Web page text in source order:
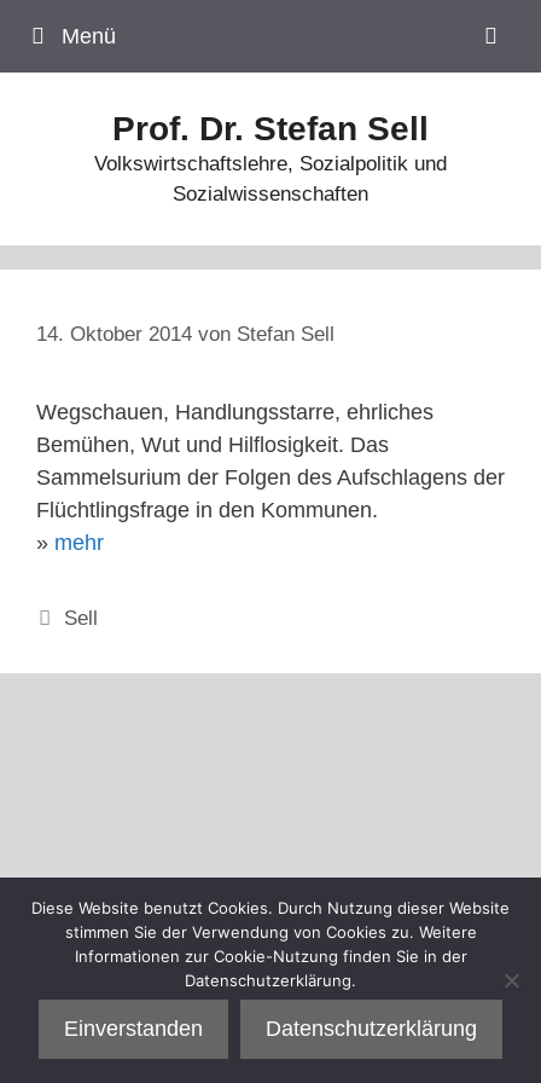
Inhalt
springen
Menü
Prof. Dr. Stefan Sell
Volkswirtschaftslehre, Sozialpolitik und
Sozialwissenschaften
14. Oktober 2014 von Stefan Sell
Wegschauen, Handlungsstarre, ehrliches
Bemühen, Wut und Hilflosigkeit. Das
Sammelsurium der Folgen des Aufschlagens der
Flüchtlingsfrage in den Kommunen.
» mehr
Kategorien
Sell
Diese Website benutzt Cookies. Durch Nutzung dieser Website
stimmen Sie der Verwendung von Cookies zu. Weitere
Informationen zur Cookie-Nutzung finden Sie in der
Datenschutzerklärung.
Einverstanden Datenschutzerklärung